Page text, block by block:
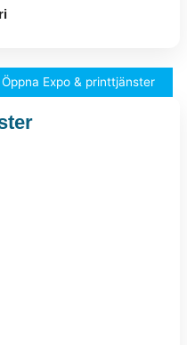
Öppna Expo & printtjänster